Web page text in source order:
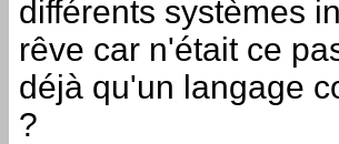
différents systèmes
rêve car n'était ce
déjà qu'un langage
?